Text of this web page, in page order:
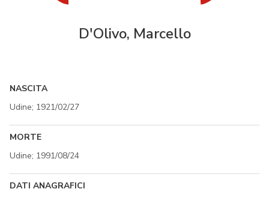
D'Olivo, Marcello
NASCITA
Udine; 1921/02/27
MORTE
Udine; 1991/08/24
DATI ANAGRAFICI